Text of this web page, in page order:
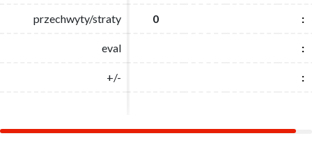
przechwyty/straty 0 :
eval :
+/- :
przechwyty/straty 0 :
eval :
+/- :